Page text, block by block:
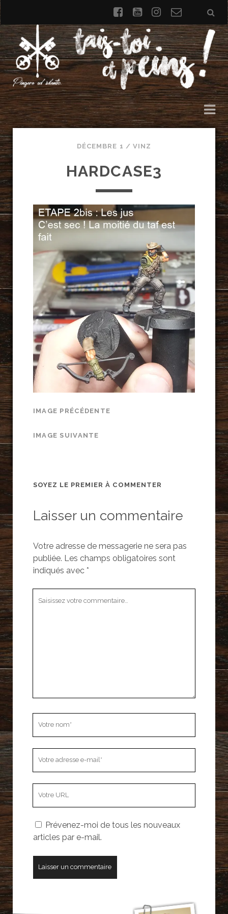
facebookyoutubeinstagram
de
contact
DÉCEMBRE 1 / VINZ
HARDCASE3
IMAGE PRÉCÉDENTE
IMAGE SUIVANTE
SOYEZ LE PREMIER À COMMENTER
Laisser un commentaire
Votre adresse de messagerie ne sera pas
publiée. Les champs obligatoires sont
indiqués avec *
mail
votre
site
Prévenez-moi de tous les nouveaux
articles par e-mail.